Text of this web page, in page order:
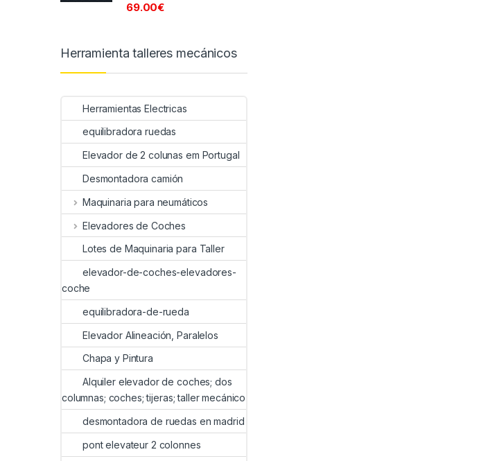
69.00€
Herramienta talleres mecánicos
Herramientas Electricas
equilibradora ruedas
Elevador de 2 colunas em Portugal
Desmontadora camión
Maquinaria para neumáticos
Elevadores de Coches
Lotes de Maquinaria para Taller
elevador-de-coches-elevadores-
coche
equilibradora-de-rueda
Elevador Alineación, Paralelos
Chapa y Pintura
Alquiler elevador de coches; dos
columnas; coches; tijeras; taller mecánico
desmontadora de ruedas en madrid
pont elevateur 2 colonnes